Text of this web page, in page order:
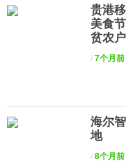
贵港
美食
贫农
/7个月前
海尔
地
/8个月前